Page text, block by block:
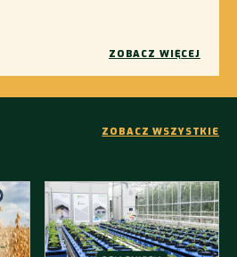
ZOBACZ WIĘCEJ
ZOBACZ WSZYSTKIE